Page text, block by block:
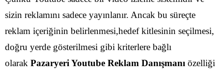
sizin reklamını sadece yayınlanır. Ancak bu süreçte
reklam içeriğinin belirlenmesi,hedef kitlesinin seçilmesi,
doğru yerde gösterilmesi gibi kriterlere bağlı
olarak Pazaryeri Youtube Reklam Danışmanı özelliği